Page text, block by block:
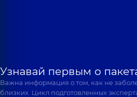
Узнавай первым о
Важна информация о том, как не
близких. Цикл подготовленных